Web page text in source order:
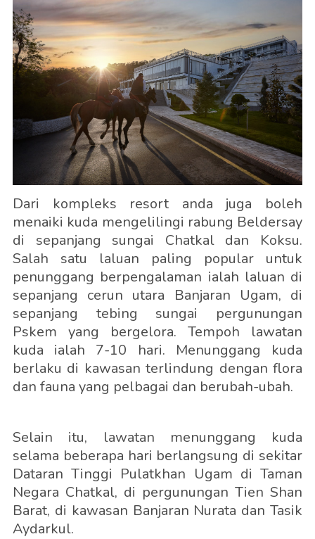
Dari kompleks resort anda juga boleh
menaiki kuda mengelilingi rabung Beldersay
di sepanjang sungai Chatkal dan Koksu.
Salah satu laluan paling popular untuk
penunggang berpengalaman ialah laluan di
sepanjang cerun utara Banjaran Ugam, di
sepanjang tebing sungai pergunungan
Pskem yang bergelora. Tempoh lawatan
kuda ialah 7-10 hari. Menunggang kuda
berlaku di kawasan terlindung dengan flora
dan fauna yang pelbagai dan berubah-ubah.
Selain itu, lawatan menunggang kuda
selama beberapa hari berlangsung di sekitar
Dataran Tinggi Pulatkhan Ugam di Taman
Negara Chatkal, di pergunungan Tien Shan
Barat, di kawasan Banjaran Nurata dan Tasik
Aydarkul.